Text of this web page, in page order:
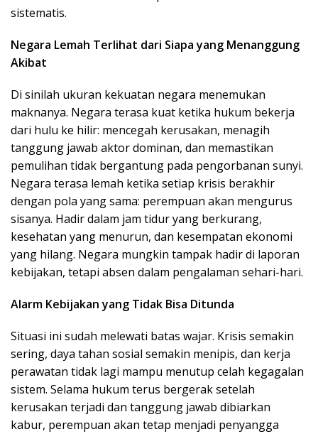
sistematis.
Negara Lemah Terlihat dari Siapa yang Menanggung
Akibat
Di sinilah ukuran kekuatan negara menemukan
maknanya. Negara terasa kuat ketika hukum bekerja
dari hulu ke hilir: mencegah kerusakan, menagih
tanggung jawab aktor dominan, dan memastikan
pemulihan tidak bergantung pada pengorbanan sunyi.
Negara terasa lemah ketika setiap krisis berakhir
dengan pola yang sama: perempuan akan mengurus
sisanya. Hadir dalam jam tidur yang berkurang,
kesehatan yang menurun, dan kesempatan ekonomi
yang hilang. Negara mungkin tampak hadir di laporan
kebijakan, tetapi absen dalam pengalaman sehari-hari.
Alarm Kebijakan yang Tidak Bisa Ditunda
Situasi ini sudah melewati batas wajar. Krisis semakin
sering, daya tahan sosial semakin menipis, dan kerja
perawatan tidak lagi mampu menutup celah kegagalan
sistem. Selama hukum terus bergerak setelah
kerusakan terjadi dan tanggung jawab dibiarkan
kabur, perempuan akan tetap menjadi penyangga